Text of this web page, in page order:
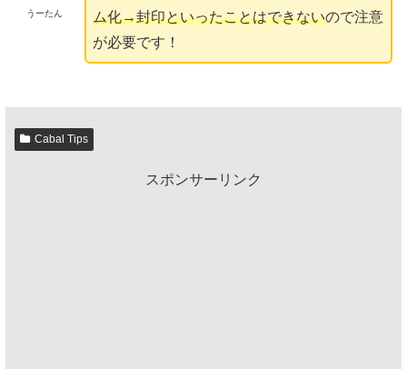
うーたん
ム化→封印といったことはできないので注意
が必要です！
Cabal Tips
スポンサーリンク